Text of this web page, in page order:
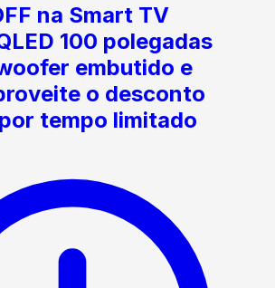
na Smart TV
100 polegadas
embutido e
o desconto
tempo limitado